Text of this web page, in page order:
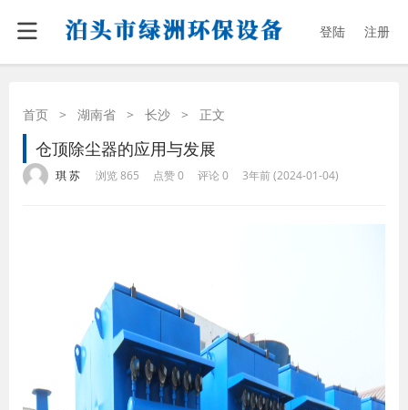
登陆 注册
首页 > 湖南省 > 长沙 > 正文
仓顶除尘器的应用与发展
琪 苏 浏览 865 点赞 0 评论 0 3年前 (2024-01-04)